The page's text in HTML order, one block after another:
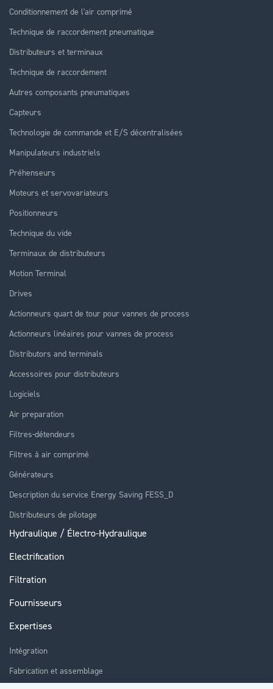
Conditionnement de l'air comprimé
Technique de raccordement pneumatique
Distributeurs et terminaux
Technique de raccordement
Autres composants pneumatiques
Capteurs
Technologie de commande et E/S décentralisées
Manipulateurs industriels
Préhenseurs
Moteurs et servovariateurs
Positionneurs
Technique du vide
Terminaux de distributeurs
Motion Terminal
Drives
Actionneurs quart de tour pour vannes de process
Actionneurs linéaires pour vannes de process
Distributors and terminals
Accessoires pour distributeurs
Logiciels
Air preparation
Filtres-détendeurs
Filtres à air comprimé
Générateurs
Description du service Energy Saving FESS_D
Distributeurs de pilotage
Hydraulique / Électro-Hydraulique
Electrification
Filtration
Fournisseurs
Expertises
Intégration
Fabrication et assemblage